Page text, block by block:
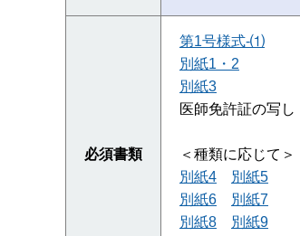
必須書類
第1号様式-⑴
別紙1・2
別紙3
医師免許証の写し
＜種類に応じて＞
別紙4
別紙5
別紙6
別紙7
別紙8
別紙9